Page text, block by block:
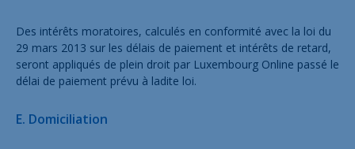
Des intérêts moratoires, calculés en conformité avec la loi du
29 mars 2013 sur les délais de paiement et intérêts de retard,
seront appliqués de plein droit par Luxembourg Online passé le
délai de paiement prévu à ladite loi.
E. Domiciliation